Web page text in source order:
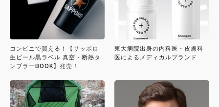
コンビニで買える！【サッポロ
生ビール黒ラベル 真空・断熱タ
ンブラーBOOK】発売！
東大病院出身の内科医・皮膚科
医によるメディカルブランド